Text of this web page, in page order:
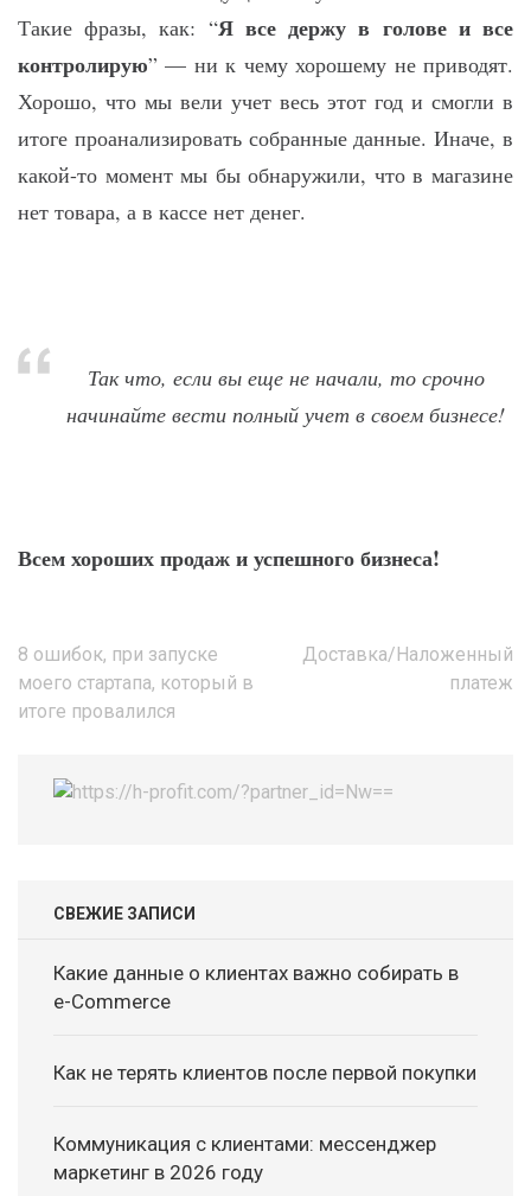
Такие фразы, как: “Я все держу в голове и все
контролирую” — ни к чему хорошему не приводят.
Хорошо, что мы вели учет весь этот год и смогли в
итоге проанализировать собранные данные. Иначе, в
какой-то момент мы бы обнаружили, что в магазине
нет товара, а в кассе нет денег.
Так что, если вы еще не начали, то срочно
начинайте вести полный учет в своем бизнесе!
Всем хороших продаж и успешного бизнеса!
Навигация
по
записям
8 ошибок, при запуске
моего стартапа, который в
итоге провалился
Доставка/Наложенный
платеж
СВЕЖИЕ ЗАПИСИ
Какие данные о клиентах важно собирать в
e-Commerce
Как не терять клиентов после первой покупки
Коммуникация с клиентами: мессенджер
маркетинг в 2026 году